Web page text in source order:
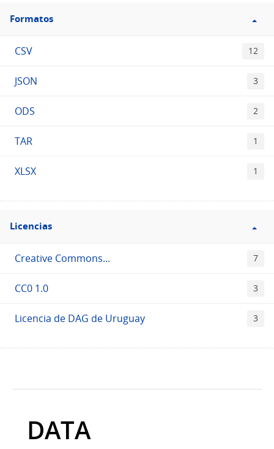
Filtro
Formatos
Formatos
CSV 12
JSON 3
ODS 2
TAR 1
XLSX 1
Filtro
Licencias
Licencias
Creative Commons... 7
CC0 1.0 3
Licencia de DAG de Uruguay 3
DATA